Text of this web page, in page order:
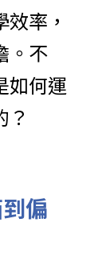
率，
。不
何運
偏